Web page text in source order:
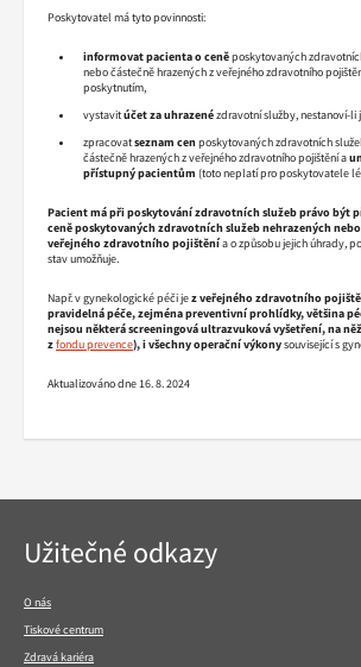
Poskytovatel má tyto povinnosti:
informovat pacienta o ceněposkytovaných
nebo částečně hrazených z veřejného zdravotního
poskytnutím,
vystavitúčet za uhrazenézdravotní služby, nestanoví-
zpracovatseznam cenposkytovaných zdravotních
částečně hrazených z veřejného zdravotního pojištění a
přístupný pacientům (toto neplatí pro poskytovatele
Pacient má při poskytování zdravotních služebprávo být
ceně poskytovaných zdravotních služeb nehrazených
veřejného zdravotního pojištěnía o způsobu jejich úhrady,
stav umožňuje.
Např. v gynekologické péči jez veřejného zdravotního
pravidelná péče, zejména preventivní prohlídky, většina
nejsou některá screeningová ultrazvuková vyšetření, na
zfondu prevence), i všechny operační výkonysouvisející s
Aktualizováno dne 16. 8. 2024
Navigace
v
Užitečné odkazy
O nás
Tiskové centrum
Zdravá kariéra